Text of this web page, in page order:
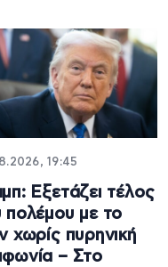
19:45
Εξετάζει τέλος
πολέμου με το
χωρίς πυρηνική
– Στο